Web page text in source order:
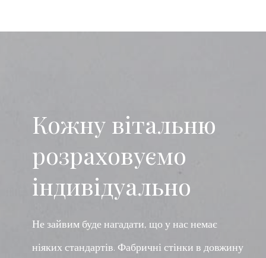
Кожну вітальню
розраховуємо
індивідуально
Не зайвим буде нагадати, що у нас немає
ніяких стандартів. Фабричні стінки в довжину